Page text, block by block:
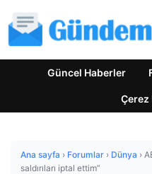
Güncel Haberler
Çerez
Ana sayfa › Forumlar › Dünya ›
saldırıları iptal ettim”